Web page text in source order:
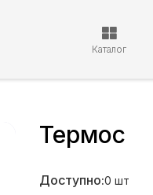
Каталог
Термос
Доступно:0 шт